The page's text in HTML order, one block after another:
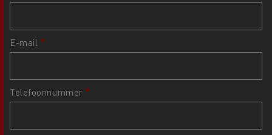
E-mail
Telefoonnummer